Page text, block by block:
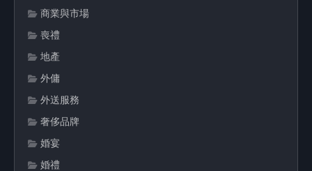
商業與市場
喪禮
地產
外傭
外送服務
奢侈品牌
婚宴
婚禮